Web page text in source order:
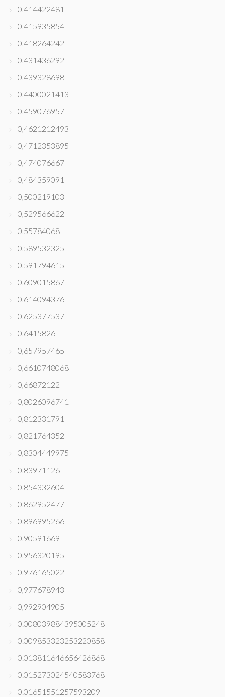
0,414422481
0,415935854
0,418264242
0,431436292
0,439328698
0,4400021413
0,459076957
0,4621212493
0,4712353895
0,474076667
0,484359091
0,500219103
0,529566622
0,55784068
0,589532325
0,591794615
0,609015867
0,614094376
0,625377537
0,6415826
0,657957465
0,6610748068
0,66872122
0,8026096741
0,812331791
0,821764352
0,8304449975
0,83971126
0,854332604
0,862952477
0,896995266
0,90591669
0,956320195
0,976165022
0,977678943
0,992904905
0.008039884395005248
0.009853323253220858
0.013811646656426868
0.015273024540583768
0.01651551257593209